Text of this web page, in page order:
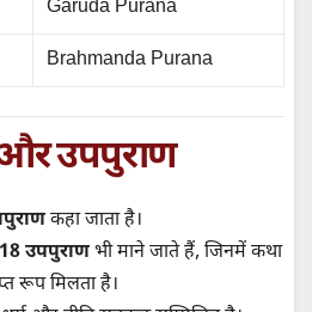
Garuda Purana
Brahmanda Purana
उपपुराण
कहा जाता है।
18 उपपुराणभी माने जाते हैं, जिनमें कथा
रूप मिलता है।